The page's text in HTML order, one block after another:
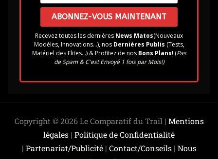
Recevez toutes les dernières News Matos(Nouveaux
Modèles, Innovations...), nosDernières Publis (Tests,
Matériel des Elites...) & Profitez de nosBons Plans! (Pas
de Spam & C'est Envoyé 1 fois par Mois!)
Copyright © 2026 Le Comparatif du Trail | Mentions
légales | Politique de Confidentialité
| Partenariat/Publicité| Contact/Conseils | Nous